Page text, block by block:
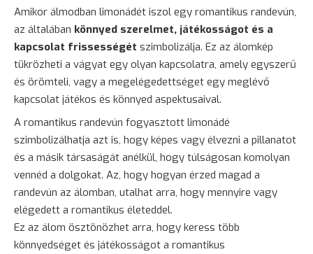
Amikor álmodban limonádét iszol egy romantikus randevún,
az általában könnyed szerelmet, játékosságot és a
kapcsolat frissességét szimbolizálja. Ez az álomkép
tükrözheti a vágyat egy olyan kapcsolatra, amely egyszerű
és örömteli, vagy a megelégedettséget egy meglévő
kapcsolat játékos és könnyed aspektusaival.
A romantikus randevún fogyasztott limonádé
szimbolizálhatja azt is, hogy képes vagy élvezni a pillanatot
és a másik társaságát anélkül, hogy túlságosan komolyan
vennéd a dolgokat. Az, hogy hogyan érzed magad a
randevún az álomban, utalhat arra, hogy mennyire vagy
elégedett a romantikus életeddel.
Ez az álom ösztönözhet arra, hogy keress több
könnyedséget és játékosságot a romantikus